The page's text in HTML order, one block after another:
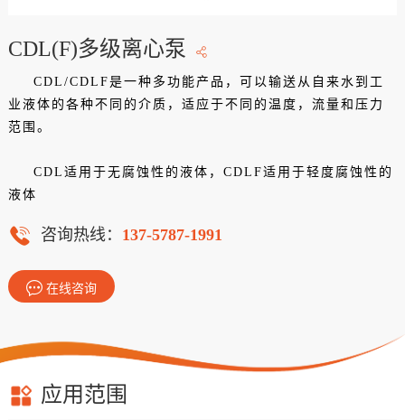
CDL(F)多级离心泵
CDL/CDLF是一种多功能产品，可以输送从自来水到工
业液体的各种不同的介质，适应于不同的温度，流量和压力
范围。
CDL适用于无腐蚀性的液体，CDLF适用于轻度腐蚀性的
液体
咨询热线： 137-5787-1991
在线咨询
应用范围